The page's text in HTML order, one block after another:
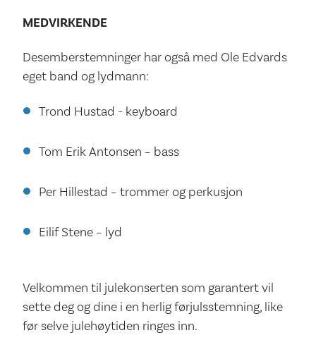
MEDVIRKENDE
Desemberstemninger har også med Ole Edvards
eget band og lydmann:
Trond Hustad - keyboard
Tom Erik Antonsen – bass
Per Hillestad – trommer og perkusjon
Eilif Stene – lyd
Velkommen til julekonserten som garantert vil
sette deg og dine i en herlig førjulsstemning, like
før selve julehøytiden ringes inn.